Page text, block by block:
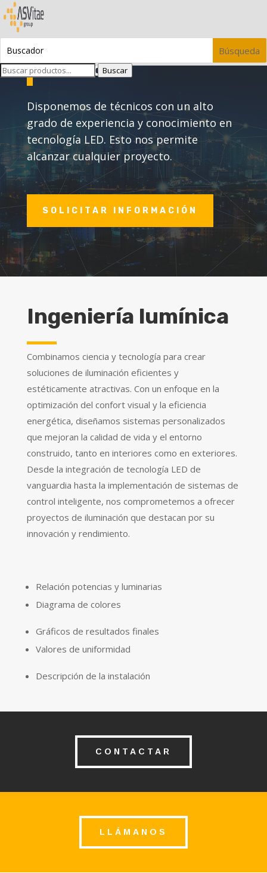
Buscar
Servicios
Disponemos de técnicos con un alto
grado de experiencia y conocimiento en
tecnología LED. Esto nos permite
alcanzar cualquier proyecto.
SOLICITAR INFORMACIÓN
Ingeniería lumínica
Combinamos ciencia y tecnología para crear
soluciones de iluminación eficientes y
estéticamente atractivas. Con un enfoque en la
optimización del confort visual y la eficiencia
energética, diseñamos sistemas personalizados
que mejoran la calidad de vida y el entorno
construido, tanto en interiores como en exteriores.
Desde la integración de tecnología LED de
vanguardia hasta la implementación de sistemas de
control inteligente, nos comprometemos a ofrecer
proyectos de iluminación que destacan por su
innovación y rendimiento.
Relación potencias y luminarias
Diagrama de colores
Gráficos de resultados finales
Valores de uniformidad
Descripción de la instalación
CONTACTAR
LLÁMANOS